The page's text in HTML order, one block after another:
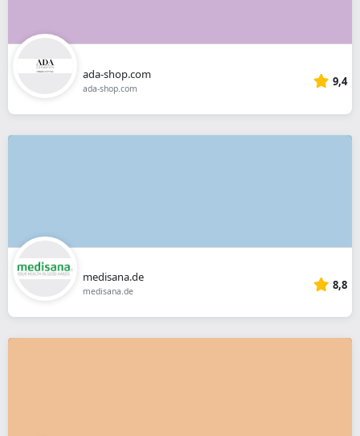
ada-shop.com
ada-shop.com 9,4
medisana.de
medisana.de 8,8